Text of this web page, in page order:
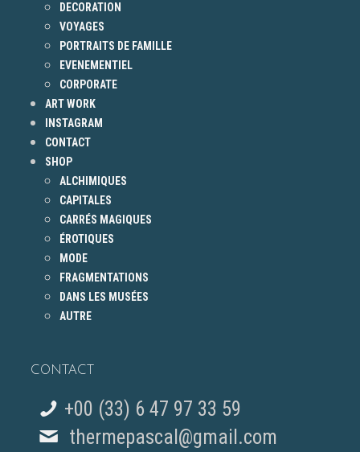
DECORATION
VOYAGES
PORTRAITS DE FAMILLE
EVENEMENTIEL
CORPORATE
ART WORK
INSTAGRAM
CONTACT
SHOP
ALCHIMIQUES
CAPITALES
CARRÉS MAGIQUES
ÉROTIQUES
MODE
FRAGMENTATIONS
DANS LES MUSÉES
AUTRE
CONTACT
+00 (33) 6 47 97 33 59
thermepascal@gmail.com